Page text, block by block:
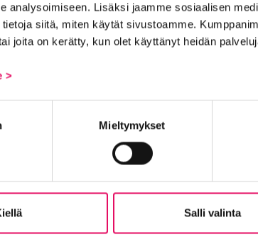
analysoimiseen. Lisäksi jaamme sosiaalisen
siitä, miten käytät sivustoamme.
joita on kerätty, kun olet käyttänyt heidän
>
Mieltymykset
Salli valinta
Helsinki